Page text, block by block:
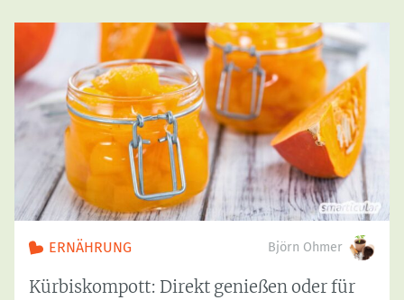
ERNÄHRUNG Björn Ohmer
Kürbiskompott: Direkt genießen oder für